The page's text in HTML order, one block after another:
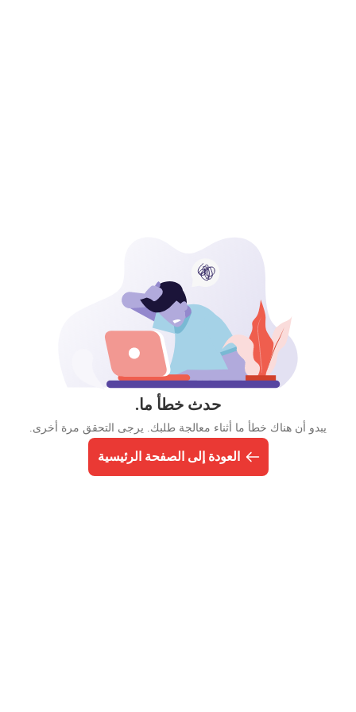
حدث خطأ ما.
يبدو أن هناك خطأ ما أثناء معالجة طلبك. يرجى التحقق مرة أخرى.
العودة إلى الصفحة الرئيسية